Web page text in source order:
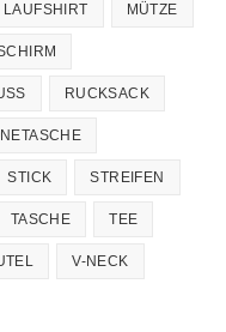
LAUFSHIRT MÜTZE
RUCKSACK
STICK STREIFEN
TASCHE TEE
V-NECK